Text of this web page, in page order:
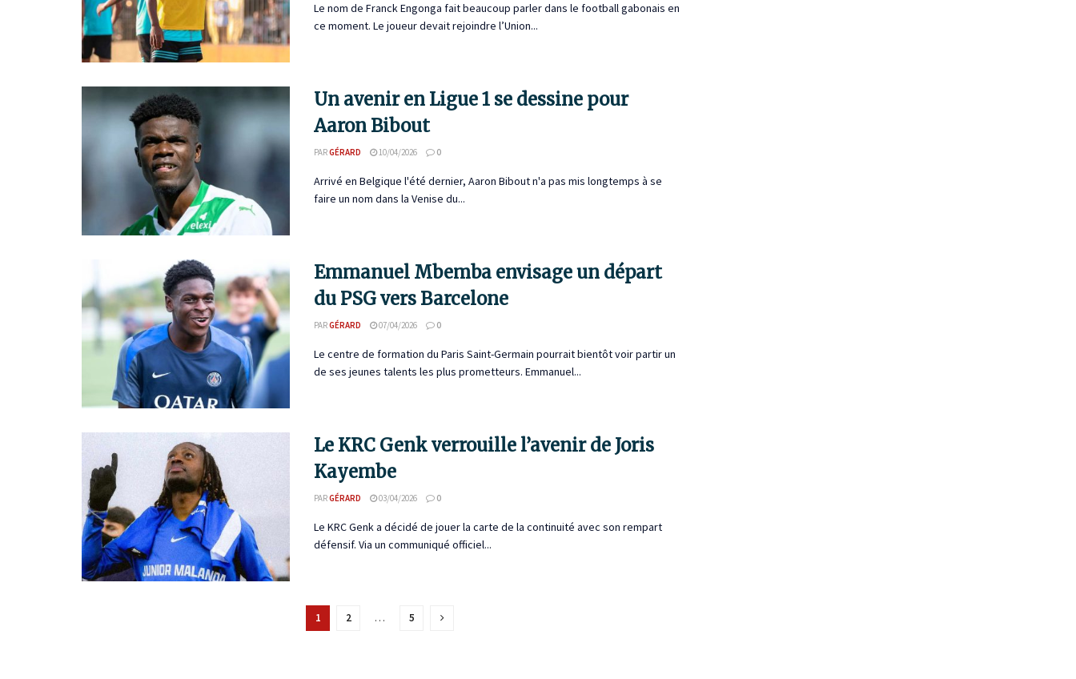
Le nom de Franck Engonga fait beaucoup parler dans le football gabonais en
ce moment. Le joueur devait rejoindre l’Union...
Un avenir en Ligue 1 se dessine pour
Aaron Bibout
PARGÉRARD 10/04/2026 0
Arrivé en Belgique l'été dernier, Aaron Bibout n'a pas mis longtemps à se
faire un nom dans la Venise du...
Emmanuel Mbemba envisage un départ
du PSG vers Barcelone
PARGÉRARD 07/04/2026 0
Le centre de formation du Paris Saint-Germain pourrait bientôt voir partir un
de ses jeunes talents les plus prometteurs. Emmanuel...
Le KRC Genk verrouille l’avenir de Joris
Kayembe
PARGÉRARD 03/04/2026 0
Le KRC Genk a décidé de jouer la carte de la continuité avec son rempart
défensif. Via un communiqué officiel...
1 2 … 5